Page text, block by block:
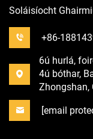
Soláisíocht
+86-
6ú hurlá,
4ú bóthar,
Zhongshan,
[email